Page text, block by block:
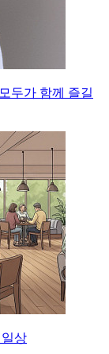
두가 함께 즐길
상